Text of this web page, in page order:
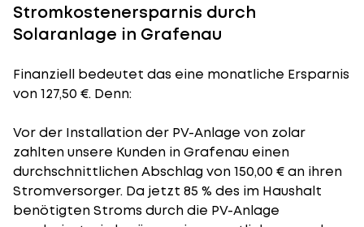
Stromkostenersparnis durch
Solaranlage in Grafenau
Finanziell bedeutet das eine monatliche Ersparnis
von 127,50 €. Denn:
Vor der Installation der PV-Anlage von zolar
zahlten unsere Kunden in Grafenau einen
durchschnittlichen Abschlag von 150,00 € an ihren
Stromversorger. Da jetzt 85 % des im Haushalt
benötigten Stroms durch die PV-Anlage